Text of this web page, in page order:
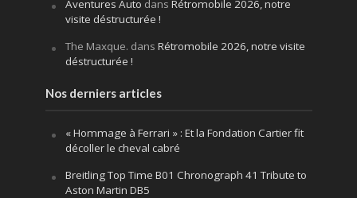
Aventures Auto dans Rétromobile 2026, notre
visite déstructurée !
The Maxque. dans Rétromobile 2026, notre visite
déstructurée !
Nos derniers articles
« Hommage à Ferrari » : Et la Fondation Cartier fit
décoller le cheval cabré
Breitling Top Time B01 Chronograph 41 Tribute to
Aston Martin DB5